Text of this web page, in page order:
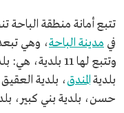
تتبع أمانة منطقة الباحة
في مدينة الباحة
وتتبع لها 11 بلدية، هي: بلدية
بلديةالمندق، بلدية
حسن، بلدية بني كبير،